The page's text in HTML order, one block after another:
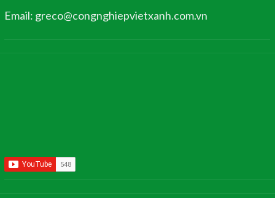
Email: greco@congnghiepvietxanh.com.vn